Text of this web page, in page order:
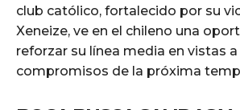
club católico, fortalecido por su
Xeneize, ve en el chileno una
reforzar su línea media en vistas a
compromisos de la próxima